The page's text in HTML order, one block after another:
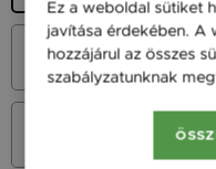
Fehér Arany 14K
45 900 Ft
Ez a weboldal sütiket
javítása érdekében. A
hozzájárul az összes
szabályzatunknak